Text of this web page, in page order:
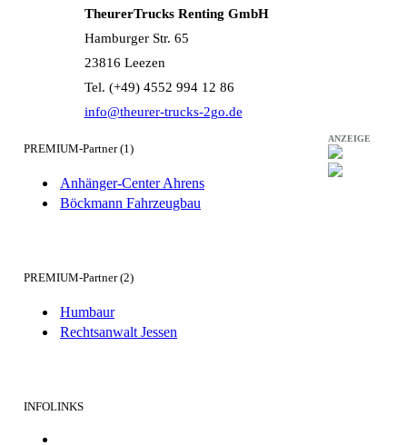
TheurerTrucks Renting GmbH
Hamburger Str. 65
23816 Leezen
Tel. (+49) 4552 994 12 86
info@theurer-trucks-2go.de
ANZEIGE
PREMIUM-Partner (1)
Anhänger-Center Ahrens
Böckmann Fahrzeugbau
PREMIUM-Partner (2)
Humbaur
Rechtsanwalt Jessen
INFOLINKS